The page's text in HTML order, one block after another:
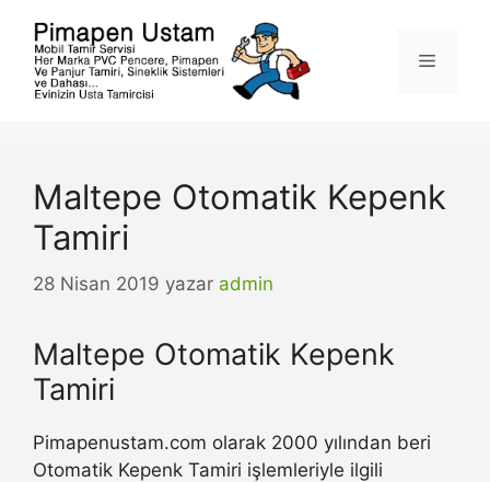
Menü
Maltepe Otomatik Kepenk
Tamiri
28 Nisan 2019 yazar admin
Maltepe Otomatik Kepenk
Tamiri
Pimapenustam.com olarak 2000 yılından beri
Otomatik Kepenk Tamiri işlemleriyle ilgili